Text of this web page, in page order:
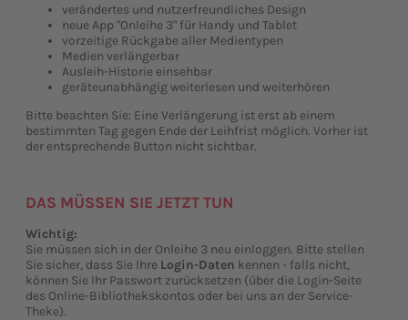
verändertes und nutzerfreundliches Design
neue App "Onleihe 3" für Handy und Tablet
vorzeitige Rückgabe aller Medientypen
Medien verlängerbar
Ausleih-Historie einsehbar
geräteunabhängig weiterlesen und weiterhören
Bitte beachten Sie: Eine Verlängerung ist erst ab einem
bestimmten Tag gegen Ende der Leihfrist möglich. Vorher ist
der entsprechende Button nicht sichtbar.
DAS MÜSSEN SIE JETZT TUN
Wichtig:
Sie müssen sich in der Onleihe 3 neu einloggen. Bitte stellen
Sie sicher, dass Sie Ihre Login-Daten kennen - falls nicht,
können Sie Ihr Passwort zurücksetzen (über die Login-Seite
des Online-Bibliothekskontos oder bei uns an der Service-
Theke).